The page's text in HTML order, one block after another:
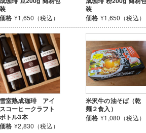
装
価格 ¥1,650（税込）
装
価格 ¥1,650（税込）
雪室熟成珈琲 アイ
スコーヒークラフト
ボトル3本
価格 ¥2,830（税込）
米沢牛の油そば（乾
麺２食入）
価格 ¥1,080（税込）